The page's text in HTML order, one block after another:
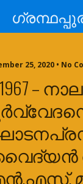
25, 2020 • No
1967 –